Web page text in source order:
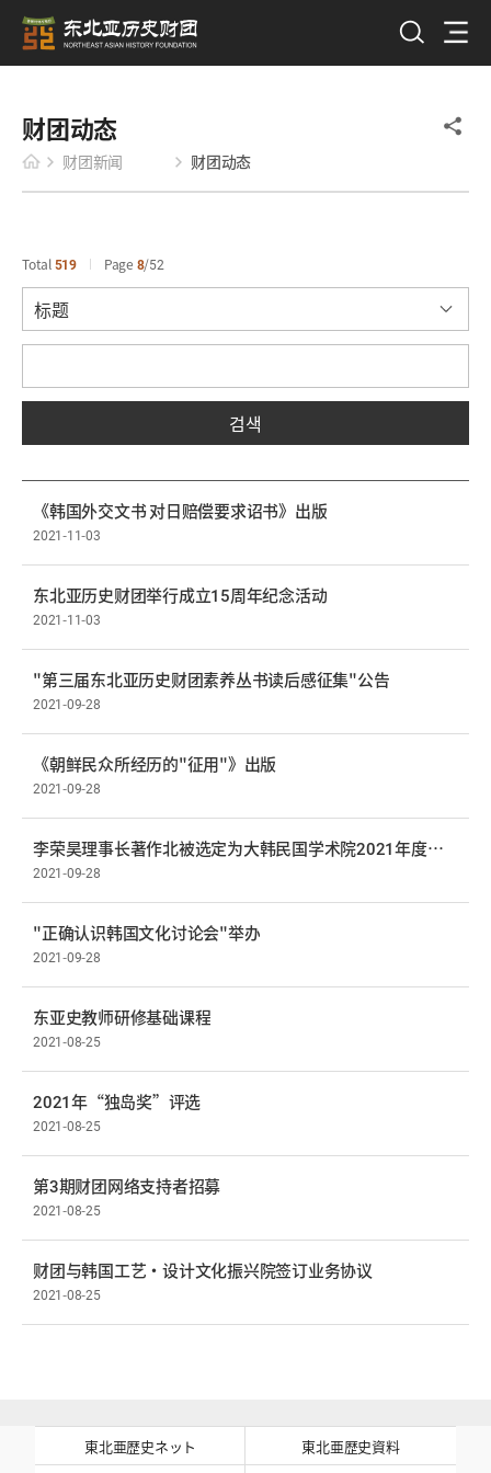
财团动态
财团新闻 财团动态
Total519 Page 8 52
검색
《韩国外交文书 对日赔偿要求诏书》出版
2021-11-03
东北亚历史财团举行成立15周年纪念活动
2021-11-03
"第三届东北亚历史财团素养丛书读后感征集"公告
2021-09-28
《朝鲜民众所经历的"征用"》出版
2021-09-28
李荣昊理事长著作北被选定为大韩民国学术院2021年度优秀学术图书
2021-09-28
"正确认识韩国文化讨论会"举办
2021-09-28
东亚史教师研修基础课程
2021-08-25
2021年“独岛奖”评选
2021-08-25
第3期财团网络支持者招募
2021-08-25
财团与韩国工艺·设计文化振兴院签订业务协议
2021-08-25
東北亜歴史ネット 東北亜歴史資料